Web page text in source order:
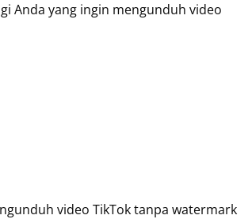
Anda yang ingin mengunduh video
video TikTok tanpa watermark